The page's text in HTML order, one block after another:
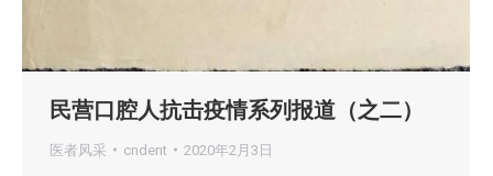
民营口腔人抗击疫情系列报道（之二）
医者风采 cndent 2020年2月3日